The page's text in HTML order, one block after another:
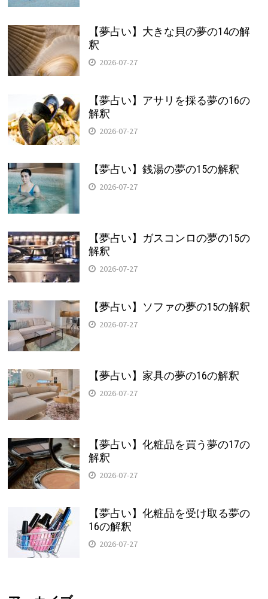
【夢占い】大きな貝の夢の14の解
釈
2026-07-27
【夢占い】アサリを採る夢の16の
解釈
2026-07-27
【夢占い】銭湯の夢の15の解釈
2026-07-27
【夢占い】ガスコンロの夢の15の
解釈
2026-07-27
【夢占い】ソファの夢の15の解釈
2026-07-27
【夢占い】家具の夢の16の解釈
2026-07-27
【夢占い】化粧品を買う夢の17の
解釈
2026-07-27
【夢占い】化粧品を受け取る夢の
16の解釈
2026-07-27